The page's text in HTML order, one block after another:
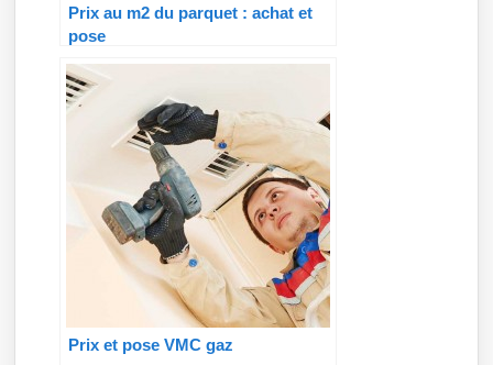
Prix au m2 du parquet : achat et
pose
Prix et pose VMC gaz